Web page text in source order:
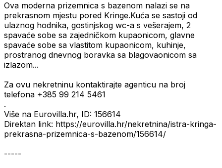
Ova moderna prizemnica s bazenom nalazi se na
prekrasnom mjestu pored Kringe.Kuća se sastoji od
ulaznog hodnika, gostinjskog wc-a s vešerajem, 2
spavaće sobe sa zajedničkom kupaonicom, glavne
spavaće sobe sa vlastitom kupaonicom, kuhinje,
prostranog dnevnog boravka sa blagovaonicom sa
izlazom...
Za ovu nekretninu kontaktirajte agenticu na broj
telefona +385 99 214 5461
.
Više na Eurovilla.hr, ID: 156614
Direktan link: https://eurovilla.hr/nekretnina/istra-kringa-
prekrasna-prizemnica-s-bazenom/156614/
-----